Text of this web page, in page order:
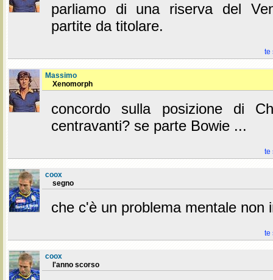
parliamo di una riserva del
partite da titolare.
te
Massimo
Xenomorph
concordo sulla posizione di
centravanti? se parte Bowie ...
te
coox
segno
che c'è un problema mentale non
te
coox
l'anno scorso